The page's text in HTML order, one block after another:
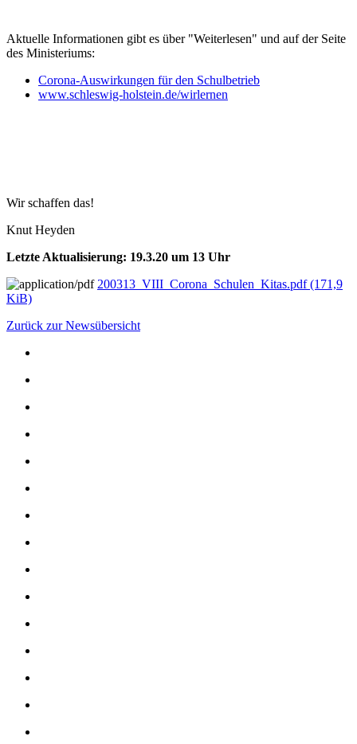
Aktuelle Informationen gibt es über "Weiterlesen" und auf der Seite
des Ministeriums:
Corona-Auswirkungen für den Schulbetrieb
www.schleswig-holstein.de/wirlernen
Wir schaffen das!
Knut Heyden
Letzte Aktualisierung: 19.3.20 um 13 Uhr
200313_VIII_Corona_Schulen_Kitas.pdf(171,9
KiB)
Zurück zur Newsübersicht